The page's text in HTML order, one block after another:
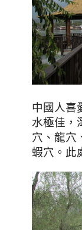
中國人喜
水極佳 ，
穴、龍穴
蝦穴 。